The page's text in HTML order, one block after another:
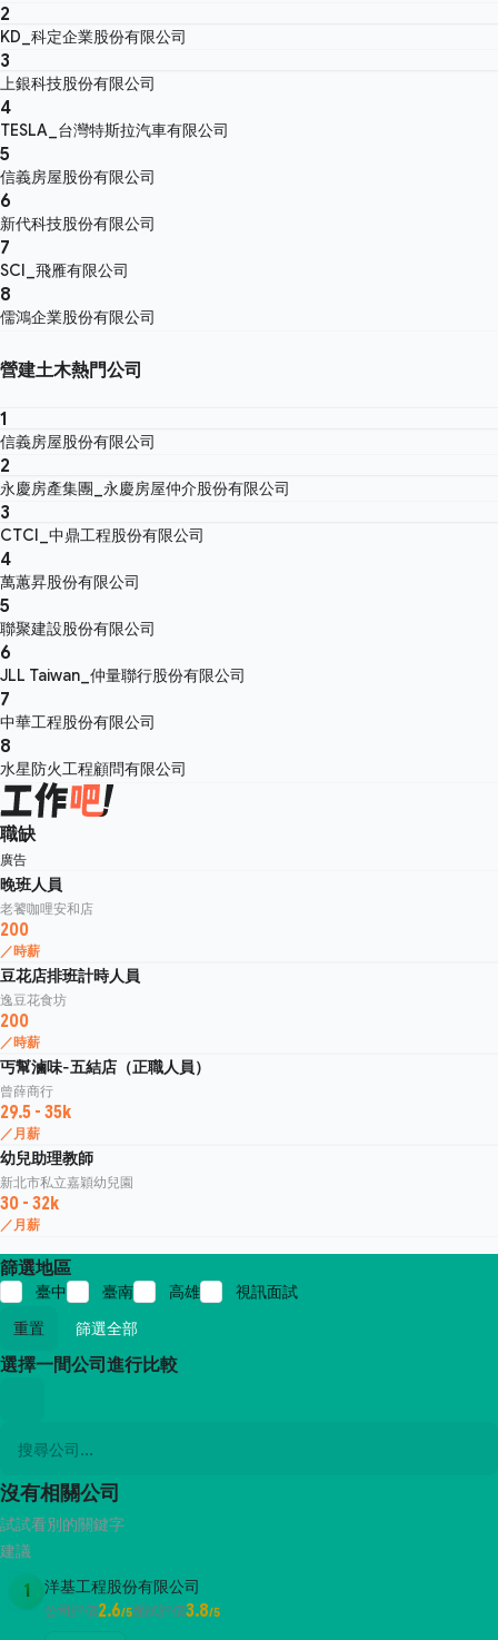
2
KD_科定企業股份有限公司
3
上銀科技股份有限公司
4
TESLA_台灣特斯拉汽車有限公司
5
信義房屋股份有限公司
6
新代科技股份有限公司
7
SCI_飛雁有限公司
8
儒鴻企業股份有限公司
營建土木熱門公司
1
信義房屋股份有限公司
2
永慶房產集團_永慶房屋仲介股份有限公司
3
CTCI_中鼎工程股份有限公司
4
萬蕙昇股份有限公司
5
聯聚建設股份有限公司
6
JLL Taiwan_仲量聯行股份有限公司
7
中華工程股份有限公司
8
水星防火工程顧問有限公司
職缺
廣告
晚班人員
老饕咖哩安和店
200
／時薪
豆花店排班計時人員
逸豆花食坊
200
／時薪
丐幫滷味-五結店（正職人員）
曾薛商行
29.5 - 35k
／月薪
幼兒助理教師
新北市私立嘉穎幼兒園
30 - 32k
／月薪
篩選地區
臺中 臺南 高雄
視訊面試
重置
篩選全部
選擇一間公司進行比較
沒有相關公司
試試看別的關鍵字
建議
1 洋基工程股份有限公司
公司評價2.6/5面試評價3.8/5